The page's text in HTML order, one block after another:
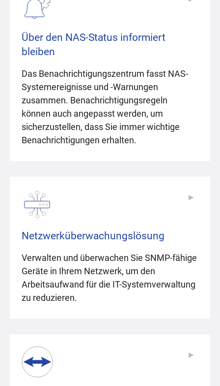
Über den NAS-Status informiert
bleiben
Das Benachrichtigungszentrum fasst NAS-
Systemereignisse und -Warnungen
zusammen. Benachrichtigungsregeln
können auch angepasst werden, um
sicherzustellen, dass Sie immer wichtige
Benachrichtigungen erhalten.
Netzwerküberwachungslösung
Verwalten und überwachen Sie SNMP-fähige
Geräte in Ihrem Netzwerk, um den
Arbeitsaufwand für die IT-Systemverwaltung
zu reduzieren.
▶
▶